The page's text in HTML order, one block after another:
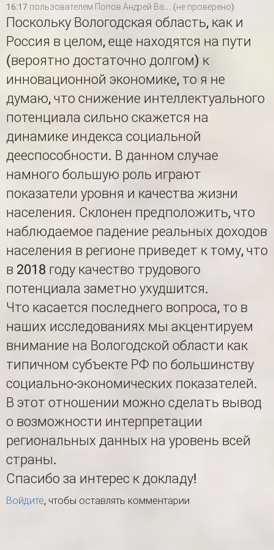
16:17 пользователем Попов Андрей Ва... (не проверено)
Поскольку Вологодская область, как и
Россия в целом, еще находятся на пути
(вероятно достаточно долгом) к
инновационной экономике, то я не
думаю, что снижение интеллектуального
потенциала сильно скажется на
динамике индекса социальной
дееспособности. В данном случае
намного большую роль играют
показатели уровня и качества жизни
населения. Склонен предположить, что
наблюдаемое падение реальных доходов
населения в регионе приведет к тому, что
в 2018 году качество трудового
потенциала заметно ухудшится.
Что касается последнего вопроса, то в
наших исследованиях мы акцентируем
внимание на Вологодской области как
типичном субъекте РФ по большинству
социально-экономических показателей.
В этот отношении можно сделать вывод
о возможности интерпретации
региональных данных на уровень всей
страны.
Спасибо за интерес к докладу!
Войдите, чтобы оставлять комментарии